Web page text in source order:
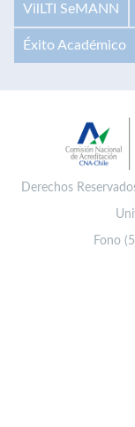
VilLTI SeMANN
Éxito Académico
Derechos
Fono